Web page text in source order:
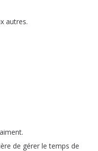
autres.
.
de gérer le temps de